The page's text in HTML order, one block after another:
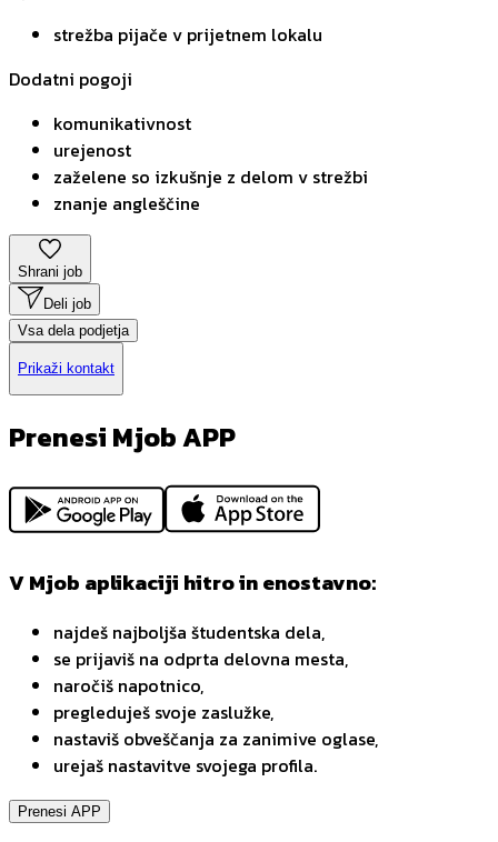
strežba pijače v prijetnem lokalu
Dodatni pogoji
komunikativnost
urejenost
zaželene so izkušnje z delom v strežbi
znanje angleščine
Shrani job
Deli job
Vsa dela podjetja
Prikaži kontakt
Prenesi Mjob APP
V Mjob aplikaciji hitro in enostavno:
najdeš najboljša študentska dela,
se prijaviš na odprta delovna mesta,
naročiš napotnico,
pregleduješ svoje zaslužke,
nastaviš obveščanja za zanimive oglase,
urejaš nastavitve svojega profila.
Prenesi APP